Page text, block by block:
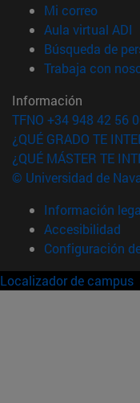
Mi correo(abre
Aula virtual ADI
Búsqueda de
Trabaja con
Información
TFNO +34 948 42 56
¿QUÉ GRADO TE
¿QUÉ MÁSTER TE
© Universidad de
Información
Accesibilidad
Configuración
Localizador de campus